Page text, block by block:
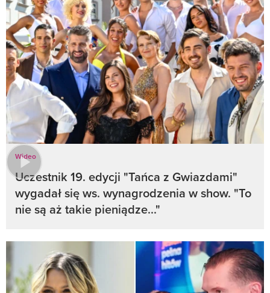
Wideo
Uczestnik 19. edycji "Tańca z Gwiazdami"
wygadał się ws. wynagrodzenia w show. "To
nie są aż takie pieniądze..."